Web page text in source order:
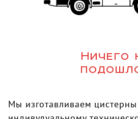
Ничего
Мы изготавливаем